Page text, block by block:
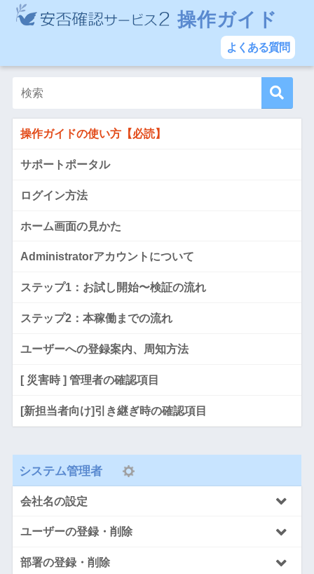
操作ガイド
よくある質問
操作ガイドの使い方【必読】
サポートポータル
ログイン方法
ホーム画面の見かた
Administratorアカウントについて
ステップ1：お試し開始〜検証の流れ
ステップ2：本稼働までの流れ
ユーザーへの登録案内、周知方法
[ 災害時 ] 管理者の確認項目
[新担当者向け]引き継ぎ時の確認項目
システム管理者
会社名の設定
ユーザーの登録・削除
部署の登録・削除